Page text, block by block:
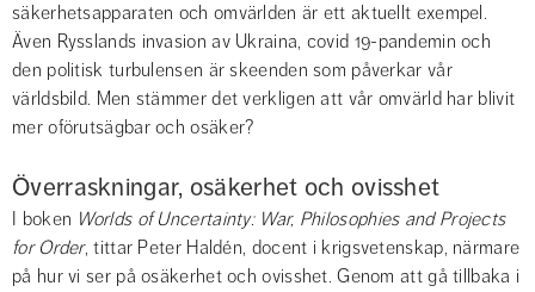
säkerhetsapparaten och omvärlden är ett aktuellt exempel.
Även Rysslands invasion av Ukraina, covid 19-pandemin och
den politisk turbulensen är skeenden som påverkar vår
världsbild. Men stämmer det verkligen att vår omvärld har blivit
mer oförutsägbar och osäker?
Överraskningar, osäkerhet och ovisshet
I boken Worlds of Uncertainty: War, Philosophies and Projects
for Order, tittar Peter Haldén, docent i krigsvetenskap, närmare
på hur vi ser på osäkerhet och ovisshet. Genom att gå tillbaka i